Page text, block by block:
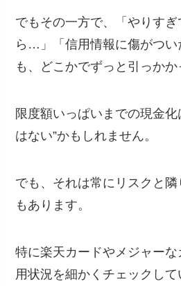
でもその一方で、「やりす
ら…」「信用情報に傷がつ
も、どこかでずっと引っかか
限度額いっぱいまでの現金化
はない”かもしれません。
でも、それは常にリスクと
もあります。
特に楽天カードやメジャーな
用状況を細かくチェックし